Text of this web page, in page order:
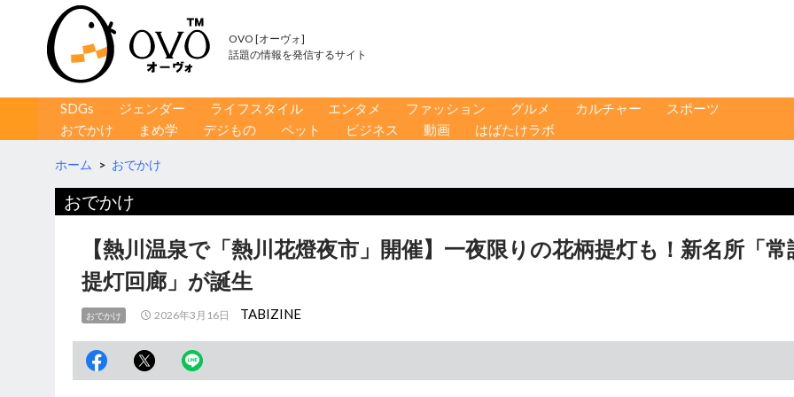
OVO [オーヴォ]
話題の情報を発信するサイト
コンテンツへ移動
SDGs ジェンダー ライフスタイル エンタメ ファッション グルメ カルチャー
スポーツ
おでかけ
まめ学 デジもの ペット ビジネス 動画 はばたけラボ
ホーム > おでかけ
おでかけ
【熱川温泉で「熱川花燈夜市」開催】一夜限りの花柄提灯も！新名所「常
提灯回廊」が誕生
おでかけ 2026年3月16日 TABIZINE